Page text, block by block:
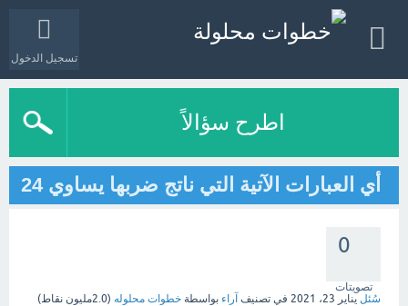
تسجيل الدخول
اطرح سؤالاً
أي العبارات الآتية التي ناتج ضربها يساوي 24
0
تصويتات
سُئل يناير 23، 2021 في تصنيف آراء بواسطة خطوات محلوله (2.0مليون نقاط)